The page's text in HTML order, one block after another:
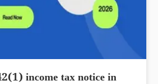
income tax notice in